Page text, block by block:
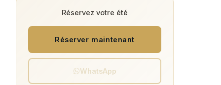
Réservez votre été
Réserver maintenant
WhatsApp